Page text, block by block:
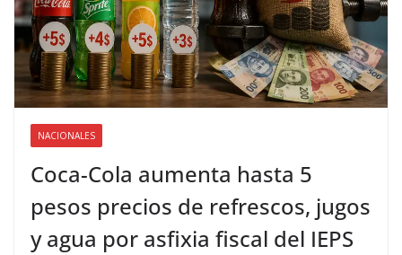
NACIONALES
Coca-Cola aumenta hasta 5
pesos precios de refrescos, jugos
y agua por asfixia fiscal del IEPS